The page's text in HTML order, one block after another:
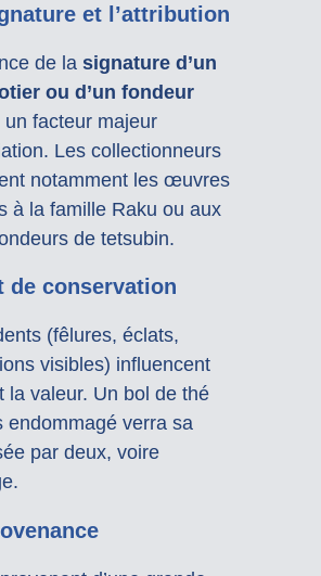
et l’attribution
de la signature d’un
ou d’un fondeur
facteur majeur
Les collectionneurs
notamment les œuvres
à la famille Raku ou aux
de tetsubin.
de conservation
(fêlures, éclats,
visibles) influencent
la valeur. Un bol de thé
endommagé verra sa
par deux, voire